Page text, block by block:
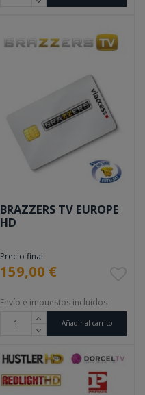
BRAZZERS TV EUROPE
HD
Precio final
159,00 €
Envío e impuestos incluidos
Añadir al carrito